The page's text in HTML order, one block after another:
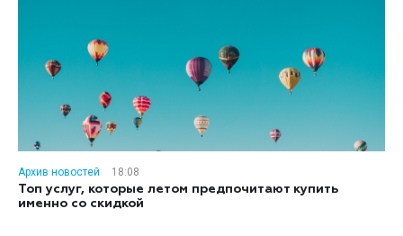
Архив новостей
18:08
Топ услуг, которые летом предпочитают купить
именно со скидкой